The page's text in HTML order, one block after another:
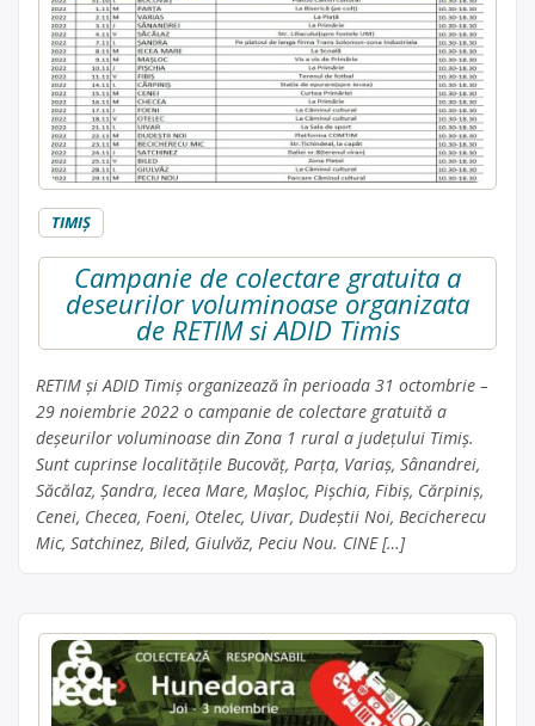
TIMIŞ
Campanie de colectare gratuita a
deseurilor voluminoase organizata
de RETIM si ADID Timis
RETIM și ADID Timiș organizează în perioada 31 octombrie –
29 noiembrie 2022 o campanie de colectare gratuită a
deșeurilor voluminoase din Zona 1 rural a judeţului Timiş.
Sunt cuprinse localitățile Bucovăț, Parța, Variaș, Sânandrei,
Săcălaz, Șandra, Iecea Mare, Mașloc, Pișchia, Fibiș, Cărpiniș,
Cenei, Checea, Foeni, Otelec, Uivar, Dudeștii Noi, Becicherecu
Mic, Satchinez, Biled, Giulvăz, Peciu Nou. CINE […]